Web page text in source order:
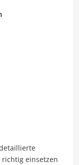
richtig einsetzen